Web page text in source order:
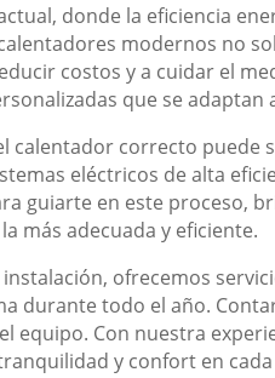
donde la eficiencia
modernos no
costos y a cuidar el
que se adaptan
calentador correcto puede
eléctricos de alta
guiarte en este proceso,
más adecuada y eficiente.
instalación, ofrecemos
durante todo el año.
equipo. Con nuestra
y confort en